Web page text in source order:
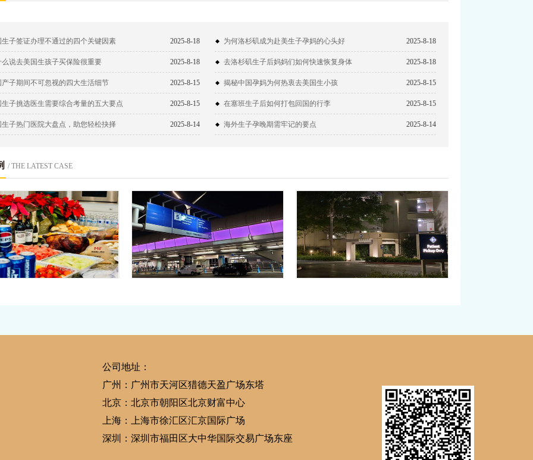
生子签证办理不通过的四个关键因素 2025-8-18 为何洛杉矶成为赴美生子孕妈的心头好 2025-8-18
么说去美国生孩子买保险很重要 2025-8-18 去洛杉矶生子后妈妈们如何快速恢复身体 2025-8-18
产子期间不可忽视的四大生活细节 2025-8-15 揭秘中国孕妈为何热衷去美国生小孩 2025-8-15
生子挑选医生需要综合考量的五大要点 2025-8-15 在塞班生子后如何打包回国的行李 2025-8-15
生子热门医院大盘点，助您轻松抉择 2025-8-14 海外生子孕晚期需牢记的要点 2025-8-14
/ THE LATEST CASE
公司地址：
广州：广州市天河区猎德天盈广场东塔
北京：北京市朝阳区北京财富中心
上海：上海市徐汇区汇京国际广场
深圳：深圳市福田区大中华国际交易广场东座